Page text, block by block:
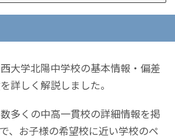
大学北陽中学校の基本情報・偏差
詳しく解説しました。
多くの中高一貫校の詳細情報を掲
、お子様の希望校に近い学校のペ